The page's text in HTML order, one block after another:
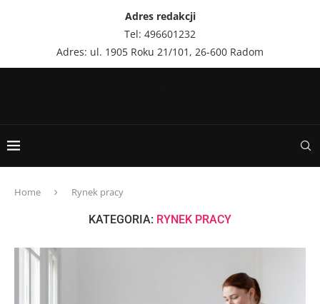
Adres redakcji
Tel: 496601232
Adres: ul. 1905 Roku 21/101, 26-600 Radom
Home Rynek pracy
KATEGORIA: RYNEK PRACY